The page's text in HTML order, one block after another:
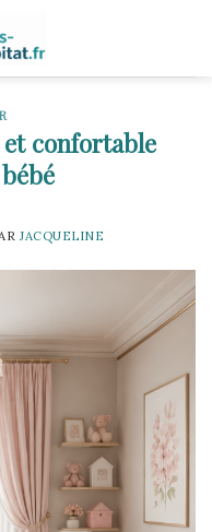
confortable
JACQUELINE